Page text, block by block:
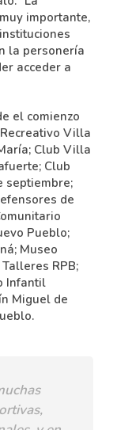
importante,
la personería
acceder a
el comienzo
Villa
Club Villa
Club
septiembre;
de
Pueblo;
Museo
RPB;
Infantil
Miguel de